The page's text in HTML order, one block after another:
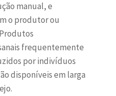
manual, e
o produtor ou
frequentemente
por indivíduos
disponíveis em larga